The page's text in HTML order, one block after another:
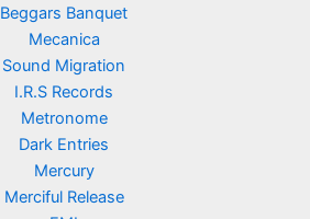
Beggars Banquet
Mecanica
Sound Migration
I.R.S Records
Metronome
Dark Entries
Mercury
Merciful Release